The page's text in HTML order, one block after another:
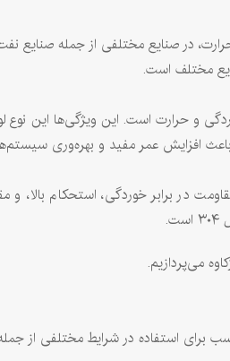
در صنایع مختلفی از جمله صنایع
مختلف است.
و حرارت است. این ویژگی‌ها این نوع
افزایش عمر مفید و بهره‌وری
در برابر خوردگی، استحکام بالا،
می‌پردازیم.
استفاده در شرایط مختلفی از جمله